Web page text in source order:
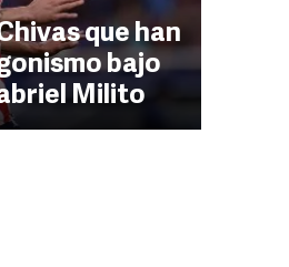
que han
bajo
Milito